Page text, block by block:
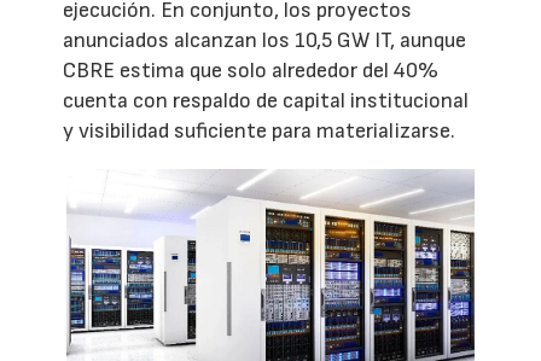
ejecución. En conjunto, los proyectos
anunciados alcanzan los 10,5 GW IT, aunque
CBRE estima que solo alrededor del 40%
cuenta con respaldo de capital institucional
y visibilidad suficiente para materializarse.